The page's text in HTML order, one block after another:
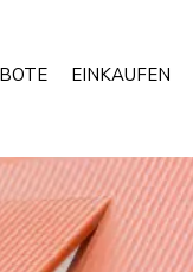
EINKAUFEN